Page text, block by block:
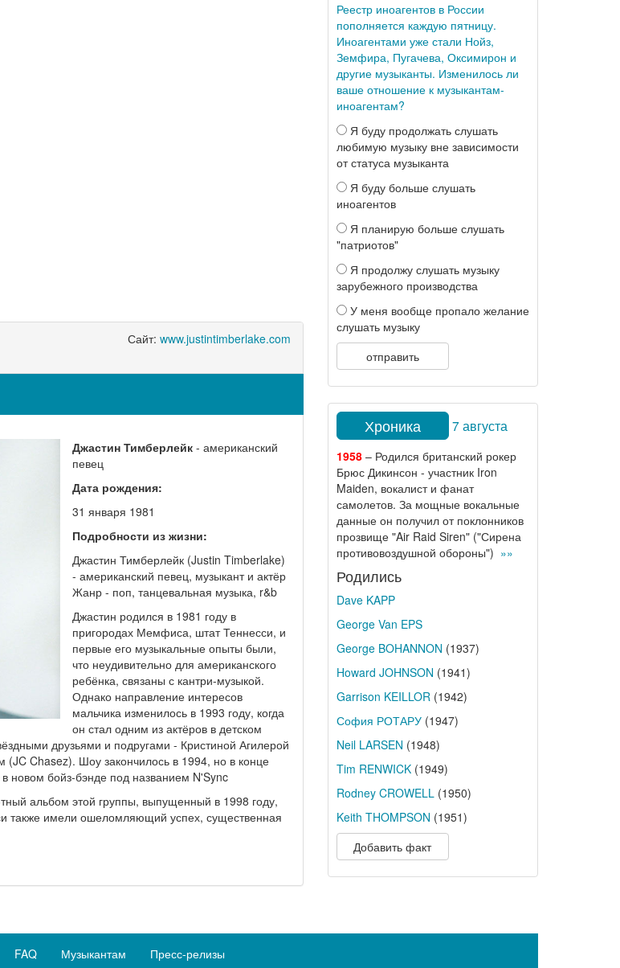
Сайт: www.justintimberlake.com
Джастин Тимберлейк- американский
певец
Дата рождения:
31 января 1981
Подробности из жизни:
Джастин Тимберлейк (Justin Timberlake)
- американский певец, музыкант и актёр
Жанр - поп, танцевальная музыка, r&b
Джастин родился в 1981 году в
пригородах Мемфиса, штат Теннесси, и
первые его музыкальные опыты были,
что неудивительно для американского
ребёнка, связаны с кантри-музыкой.
Однако направление интересов
мальчика изменилось в 1993 году, когда
он стал одним из актёров в детском
друзьями и подругами - Кристиной Агилерой
Chasez). Шоу закончилось в 1994, но в конце
новом бойз-бэнде под названием N'Sync
альбом этой группы, выпущенный в 1998 году,
также имели ошеломляющий успех, существенная
Реестр иноагентов в России
пополняется каждую пятницу.
Иноагентами уже стали Нойз,
Земфира, Пугачева, Оксимирон и
другие музыканты. Изменилось ли
ваше отношение к музыкантам-
иноагентам?
Я буду продолжать слушать
любимую музыку вне зависимости
от статуса музыканта
Я буду больше слушать
иноагентов
Я планирую больше слушать
"патриотов"
Я продолжу слушать музыку
зарубежного производства
У меня вообще пропало желание
слушать музыку
отправить
Хроника 7 августа
1958– Родился британский рокер
Брюс Дикинсон - участник Iron
Maiden, вокалист и фанат
самолетов. За мощные вокальные
данные он получил от поклонников
прозвище "Air Raid Siren" ("Сирена
противовоздушной обороны") »»
Родились
Dave KAPP
George Van EPS
George BOHANNON (1937)
Howard JOHNSON (1941)
Garrison KEILLOR(1942)
София РОТАРУ(1947)
Neil LARSEN (1948)
Tim RENWICK(1949)
Rodney CROWELL(1950)
Keith THOMPSON (1951)
Добавить факт
FAQ Музыкантам Пресс-релизы